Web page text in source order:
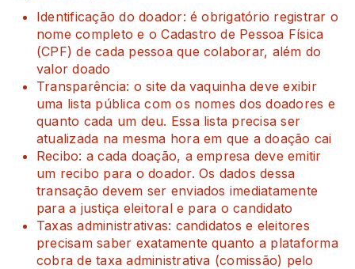
Identificação do doador: é obrigatório registrar o
nome completo e o Cadastro de Pessoa Física
(CPF) de cada pessoa que colaborar, além do
valor doado
Transparência: o site da vaquinha deve exibir
uma lista pública com os nomes dos doadores e
quanto cada um deu. Essa lista precisa ser
atualizada na mesma hora em que a doação cai
Recibo: a cada doação, a empresa deve emitir
um recibo para o doador. Os dados dessa
transação devem ser enviados imediatamente
para a justiça eleitoral e para o candidato
Taxas administrativas: candidatos e eleitores
precisam saber exatamente quanto a plataforma
cobra de taxa administrativa (comissão) pelo